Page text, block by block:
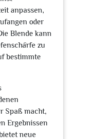
anpassen,
oder
Blende kann
zu
bestimmte
Spaß macht,
Ergebnissen
neue